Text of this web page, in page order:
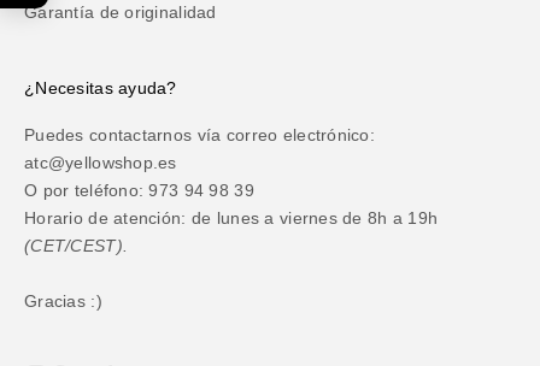
Garantía de originalidad
¿Necesitas ayuda?
Puedes contactarnos vía correo electrónico:
atc@yellowshop.es
O por teléfono: 973 94 98 39
Horario de atención: de lunes a viernes de 8h a 19h
(CET/CEST).
Gracias :)